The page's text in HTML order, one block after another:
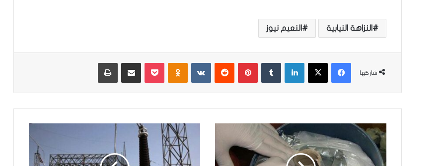
النزاهة النيابية النعيم نيوز
شاركها
فيسبوك ‫X لينكدإن بينتيريست ‏VKontakte
ط
ة